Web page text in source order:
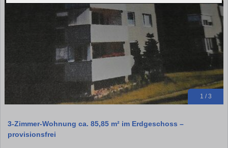
1 / 3
3-Zimmer-Wohnung ca. 85,85 m² im Erdgeschoss –
provisionsfrei